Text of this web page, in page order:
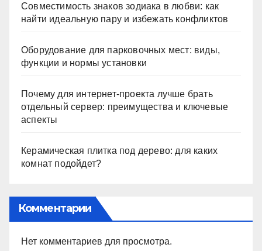
Совместимость знаков зодиака в любви: как
найти идеальную пару и избежать конфликтов
Оборудование для парковочных мест: виды,
функции и нормы установки
Почему для интернет-проекта лучше брать
отдельный сервер: преимущества и ключевые
аспекты
Керамическая плитка под дерево: для каких
комнат подойдет?
Комментарии
Нет комментариев для просмотра.